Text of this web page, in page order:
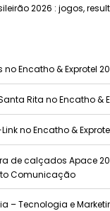
2026 : jogos,
Encatho & Exprotel
Rita no Encatho &
no Encatho &
de calçados Apace
Comunicação
– Tecnologia e